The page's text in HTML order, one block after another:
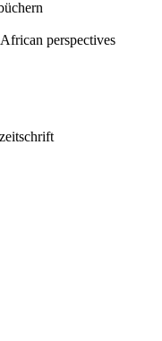
perspectives